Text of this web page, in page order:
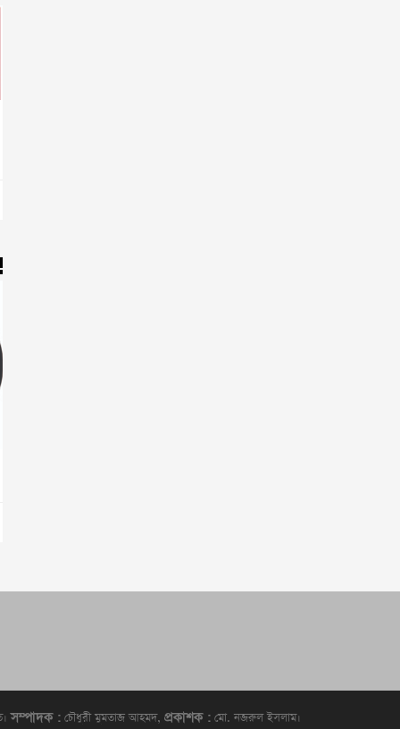
সম্পাদক :চৌধুরী মুমতাজ আহমদ, প্রকাশক :মো. নজরুল ইসলাম।